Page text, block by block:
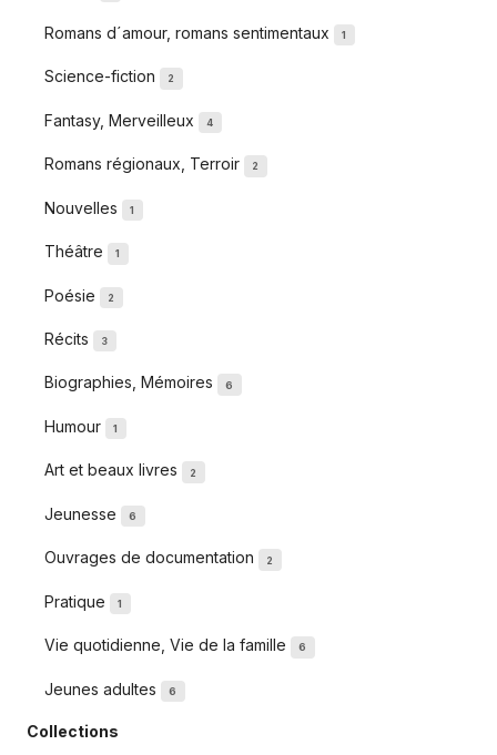
Romans d´amour, romans sentimentaux 1
Science-fiction 2
Fantasy, Merveilleux 4
Romans régionaux, Terroir 2
Nouvelles 1
Théâtre 1
Poésie 2
Récits 3
Biographies, Mémoires 6
Humour 1
Art et beaux livres 2
Jeunesse 6
Ouvrages de documentation 2
Pratique 1
Vie quotidienne, Vie de la famille 6
Jeunes adultes 6
Collections